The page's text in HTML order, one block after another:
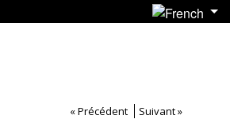
« Précédent Suivant »